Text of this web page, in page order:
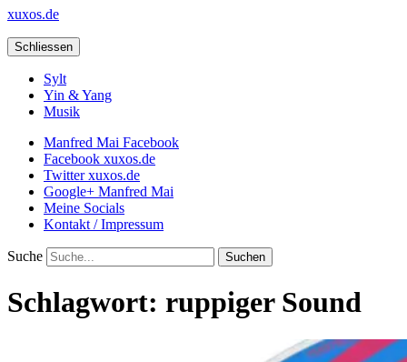
xuxos.de
Schliessen
Sylt
Yin & Yang
Musik
Manfred Mai Facebook
Facebook xuxos.de
Twitter xuxos.de
Google+ Manfred Mai
Meine Socials
Kontakt / Impressum
Suche
Schlagwort: ruppiger Sound